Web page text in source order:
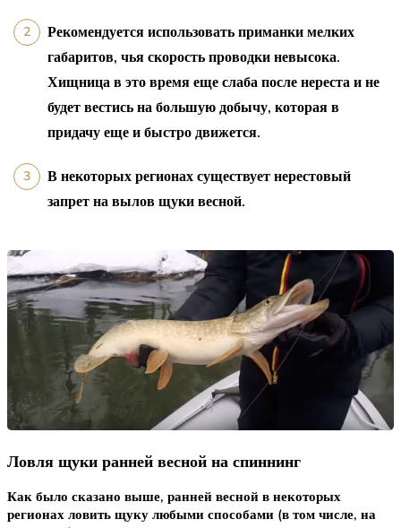
Рекомендуется использовать приманки мелких
габаритов, чья скорость проводки невысока.
Хищница в это время еще слаба после нереста и не
будет вестись на большую добычу, которая в
придачу еще и быстро движется.
В некоторых регионах существует нерестовый
запрет на вылов щуки весной.
Ловля щуки ранней весной на спиннинг
Как было сказано выше, ранней весной в некоторых
регионах ловить щуку любыми способами (в том числе, на